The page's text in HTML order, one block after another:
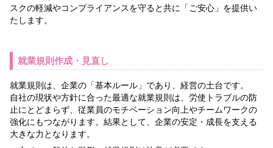
スクの軽減やコンプライアンスを守ると共に「ご安心」を提供い
たします。
就業規則作成・見直し
就業規則は、企業の「基本ルール」であり、経営の土台です。
自社の現状や方針に合った最適な就業規則は、労使トラブルの防
止にとどまらず、従業員のモチベーション向上やチームワークの
強化にもつながります。結果として、企業の安定・成長を支える
大きな力となります。